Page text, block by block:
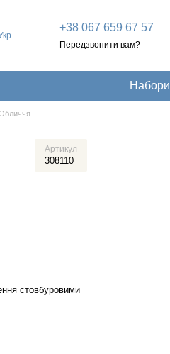
+38 067 659 67 57
Передзвонити вам?
Набори
Артикул
308110
стовбуровими